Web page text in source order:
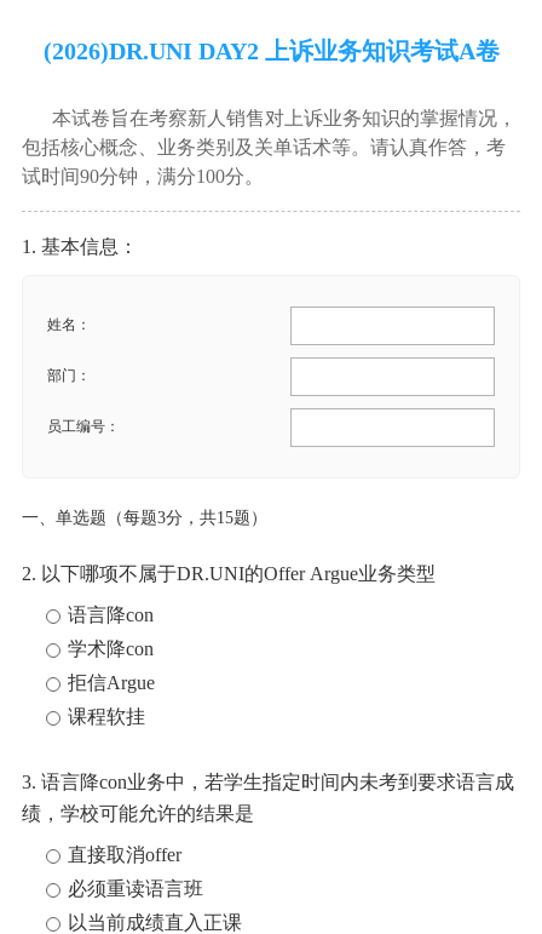
(2026)DR.UNI DAY2 上诉业务知识考试A卷
本试卷旨在考察新人销售对上诉业务知识的掌握情况，
包括核心概念、业务类别及关单话术等。请认真作答，考
试时间90分钟，满分100分。
1. 基本信息：
姓名：
部门：
员工编号：
一、单选题（每题3分，共15题）
2. 以下哪项不属于DR.UNI的Offer Argue业务类型
语言降con
学术降con
拒信Argue
课程软挂
3. 语言降con业务中，若学生指定时间内未考到要求语言成
绩，学校可能允许的结果是
直接取消offer
必须重读语言班
以当前成绩直入正课